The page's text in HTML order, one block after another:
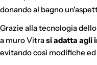
donando al bagno
Grazie alla tecnologia
a muro Vitrasi adatta agli
evitando così modifiche